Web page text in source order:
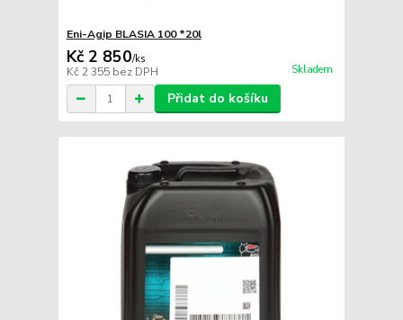
Eni-Agip BLASIA 100 *20l
Kč 2 850/ks
Kč 2 355 bez DPH Skladem
Přidat do košíku